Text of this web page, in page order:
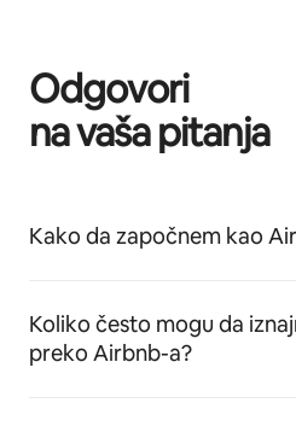
Odgovori
na vaša pitanja
Kako da započnem kao
Koliko često mogu da
preko Airbnb-a?